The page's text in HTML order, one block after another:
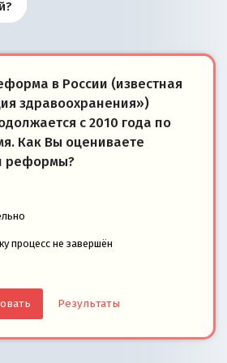
в России (известная
здравоохранения»)
с 2010 года по
Как Вы оцениваете
реформы?
процесс не завершён
Результаты